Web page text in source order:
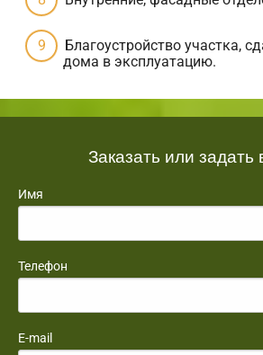
Благоустройство участка,
дома в эксплуатацию.
Заказать или задать
Имя
Телефон
E-mail